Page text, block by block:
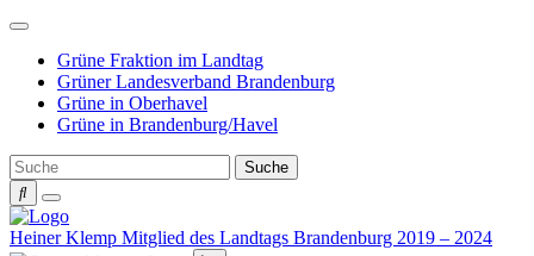
Weiter
Inhalt
Grüne Fraktion im Landtag
Grüner Landesverband Brandenburg
Grüne in Oberhavel
Grüne in Brandenburg/Havel
Heiner Klemp Mitglied des Landtags Brandenburg 2019 – 2024